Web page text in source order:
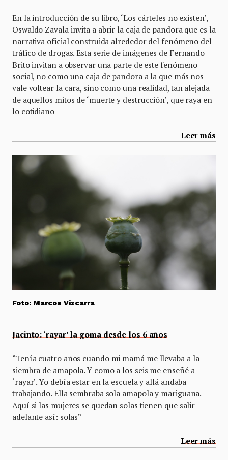
En la introducción de su libro, ‘Los cárteles no existen’,
Oswaldo Zavala invita a abrir la caja de pandora que es la
narrativa oficial construida alrededor del fenómeno del
tráfico de drogas. Esta serie de imágenes de Fernando
Brito invitan a observar una parte de este fenómeno
social, no como una caja de pandora a la que más nos
vale voltear la cara, sino como una realidad, tan alejada
de aquellos mitos de ‘muerte y destrucción’, que raya en
lo cotidiano
Leer más
Foto: Marcos Vizcarra
Jacinto: ‘rayar’ la goma desde los 6 años
“Tenía cuatro años cuando mi mamá me llevaba a la
siembra de amapola. Y como a los seis me enseñé a
‘rayar’. Yo debía estar en la escuela y allá andaba
trabajando. Ella sembraba sola amapola y mariguana.
Aquí si las mujeres se quedan solas tienen que salir
adelante así: solas”
Leer más